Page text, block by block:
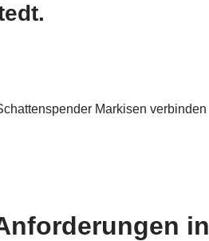
Markisen verbinden
in